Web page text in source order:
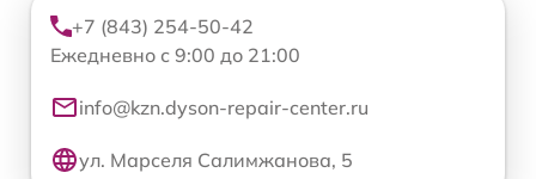
+7 (843) 254-50-42
Ежедневно с 9:00 до 21:00
info@kzn.dyson-repair-center.ru
ул. Марселя Салимжанова, 5